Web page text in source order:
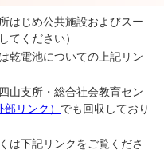
はじめ公共施設およびスー
てください）
乾電池についての上記リン
山支所・総合社会教育セン
リンク） でも回収しており
は下記リンクをご覧くださ